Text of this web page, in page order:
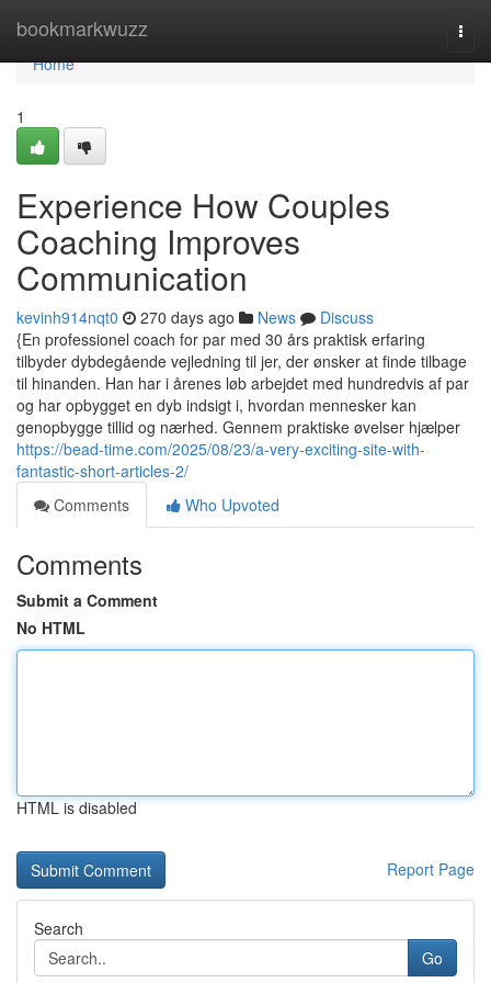
bookmarkwuzz
Home
Home
1
Experience How Couples
Coaching Improves
Communication
kevinh914nqt0 270 days ago News
Discuss
{En professionel coach for par med 30 års praktisk erfaring
tilbyder dybdegående vejledning til jer, der ønsker at finde tilbage
til hinanden. Han har i årenes løb arbejdet med hundredvis af par
og har opbygget en dyb indsigt i, hvordan mennesker kan
genopbygge tillid og nærhed. Gennem praktiske øvelser hjælper
https://bead-time.com/2025/08/23/a-very-exciting-site-with-
fantastic-short-articles-2/
Comments
Who Upvoted
Comments
Submit a Comment
No HTML
HTML is disabled
Report Page
Search
Go